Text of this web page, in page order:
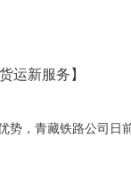
运新服务】
，青藏铁路公司日